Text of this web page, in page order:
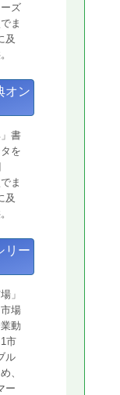
ズ
ま
及
オン
書
を
ま
及
リー
」
場
動
市
ル
、
ー